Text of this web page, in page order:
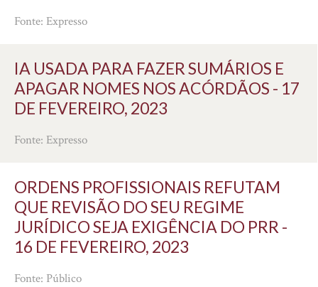
Fonte: Expresso
IA USADA PARA FAZER SUMÁRIOS E
APAGAR NOMES NOS ACÓRDÃOS - 17
DE FEVEREIRO, 2023
Fonte: Expresso
ORDENS PROFISSIONAIS REFUTAM
QUE REVISÃO DO SEU REGIME
JURÍDICO SEJA EXIGÊNCIA DO PRR -
16 DE FEVEREIRO, 2023
Fonte: Público